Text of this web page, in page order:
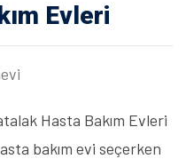
Evleri
Hasta Bakım Evleri
bakım evi seçerken